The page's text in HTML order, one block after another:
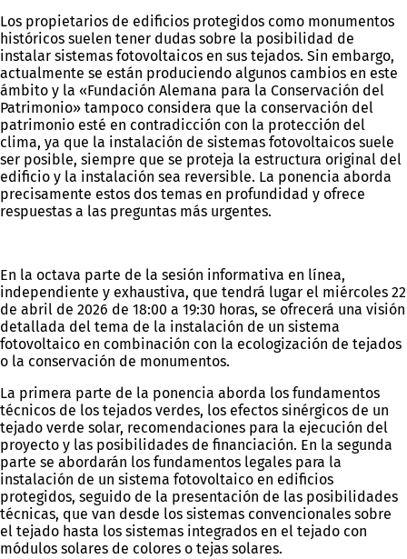
Los propietarios de edificios protegidos como monumentos
históricos suelen tener dudas sobre la posibilidad de
instalar sistemas fotovoltaicos en sus tejados. Sin embargo,
actualmente se están produciendo algunos cambios en este
ámbito y la «Fundación Alemana para la Conservación del
Patrimonio» tampoco considera que la conservación del
patrimonio esté en contradicción con la protección del
clima, ya que la instalación de sistemas fotovoltaicos suele
ser posible, siempre que se proteja la estructura original del
edificio y la instalación sea reversible. La ponencia aborda
precisamente estos dos temas en profundidad y ofrece
respuestas a las preguntas más urgentes.
En la octava parte de la sesión informativa en línea,
independiente y exhaustiva, que tendrá lugar el miércoles 22
de abril de 2026 de 18:00 a 19:30 horas, se ofrecerá una visión
detallada del tema de la instalación de un sistema
fotovoltaico en combinación con la ecologización de tejados
o la conservación de monumentos.
La primera parte de la ponencia aborda los fundamentos
técnicos de los tejados verdes, los efectos sinérgicos de un
tejado verde solar, recomendaciones para la ejecución del
proyecto y las posibilidades de financiación. En la segunda
parte se abordarán los fundamentos legales para la
instalación de un sistema fotovoltaico en edificios
protegidos, seguido de la presentación de las posibilidades
técnicas, que van desde los sistemas convencionales sobre
el tejado hasta los sistemas integrados en el tejado con
módulos solares de colores o tejas solares.